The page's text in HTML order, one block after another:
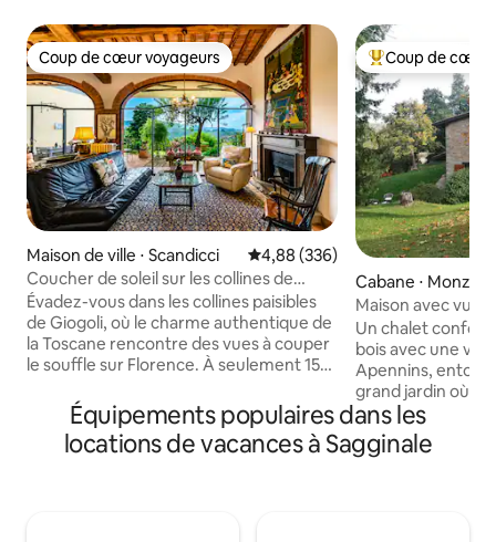
Coup de cœur voyageurs
Coup de cœur voyageurs
Maison de ville ⋅ Scandicci Évaluation moyenne sur la
4,88 (336)
Coucher de soleil sur les collines de
Florence • Giogoli
Évadez-vous dans les collines paisibles
de Giogoli, où le charme authentique de
la Toscane rencontre des vues à couper
le souffle sur Florence. À seulement 15
campagne du Chianti, cette élégante
maison est le point de départ idéal pour
explorer la Toscane tout en profitant de
Coups de cœur
Coup de cœur
Cabane ⋅
Maison avec vue
Un chalet
bois avec une
Apennins,
grand jardin où
détendre et
soleil
un plaisir de vous
Équipements populaires dans les
locations de vacances à Sagginale